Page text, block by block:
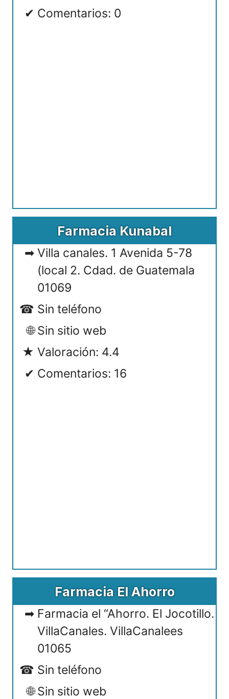
Comentarios: 0
Farmacia Kunabal
Villa canales. 1 Avenida 5-78
(local 2. Cdad. de Guatemala
01069
Sin teléfono
Sin sitio web
Valoración: 4.4
Comentarios: 16
Farmacia El Ahorro
Farmacia el “Ahorro. El Jocotillo.
VillaCanales. VillaCanalees
01065
Sin teléfono
Sin sitio web